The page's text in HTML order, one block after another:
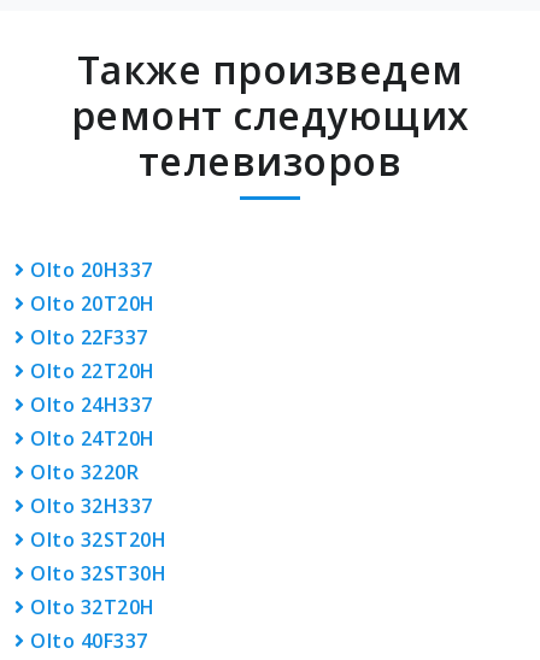
Также произведем
ремонт следующих
телевизоров
Olto 20H337
Olto 20T20H
Olto 22F337
Olto 22T20H
Olto 24H337
Olto 24T20H
Olto 3220R
Olto 32H337
Olto 32ST20H
Olto 32ST30H
Olto 32T20H
Olto 40F337